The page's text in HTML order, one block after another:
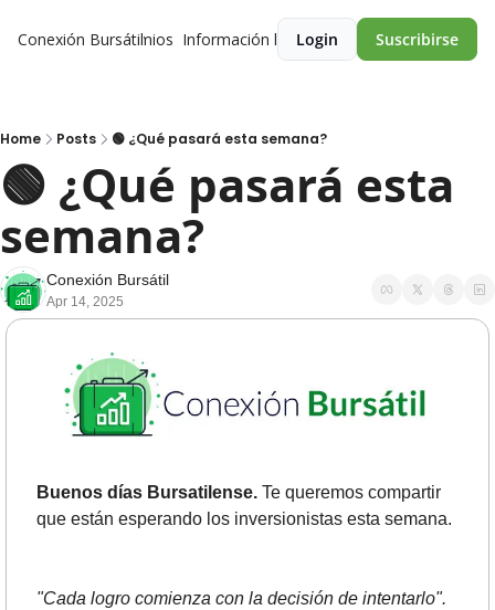
Conexión BursátilPremios Información legalLogin Suscribirse
Home Posts 🟢 ¿Qué pasará esta semana?
🟢 ¿Qué pasará esta
semana?
Conexión Bursátil
Apr 14, 2025
Buenos días Bursatilense. Te queremos compartir
que están esperando los inversionistas esta semana.
"Cada logro comienza con la decisión de intentarlo".